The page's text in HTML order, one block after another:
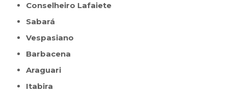
Conselheiro Lafaiete
Sabará
Vespasiano
Barbacena
Araguari
Itabira